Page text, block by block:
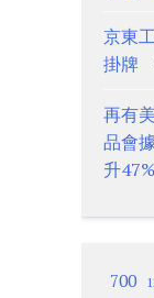
京東
掛牌
再有
品會
升
700